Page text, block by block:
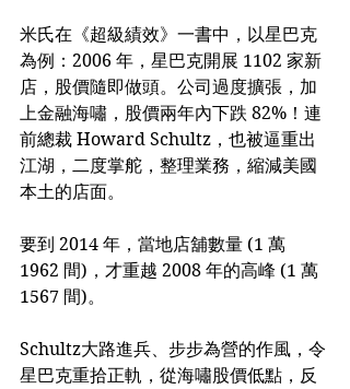
米氏在《超級績效》一書中，以星巴克
為例：2006 年，星巴克開展 1102 家新
店，股價隨即做頭。公司過度擴張，加
上金融海嘯，股價兩年內下跌 82%！連
前總裁 Howard Schultz，也被逼重出
江湖，二度掌舵，整理業務，縮減美國
本土的店面。
要到 2014 年，當地店舖數量 (1 萬
1962 間)，才重越 2008 年的高峰 (1 萬
1567 間)。
Schultz大路進兵、步步為營的作風，令
星巴克重拾正軌，從海嘯股價低點，反